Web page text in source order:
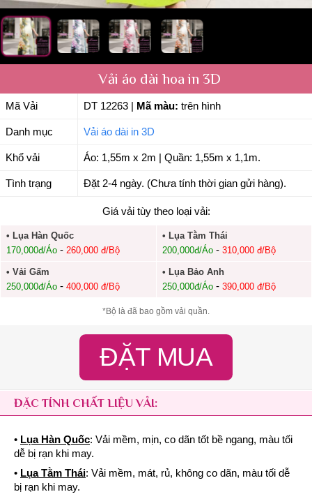
Vải áo dài hoa in 3D
Mã Vải DT 12263 Mã màu: trên hình
Danh mục Vải áo dài in 3D
Khổ vải Áo: 1,55m x 2m | Quần: 1,55m x 1,1m.
Tình trạng Đặt 2-4 ngày. (Chưa tính thời gian gửi hàng).
Giá vải tùy theo loại vải:
• Lụa Hàn Quốc
170,000đ/Áo - 260,000 đ/Bộ
• Lụa Tằm Thái
200,000đ/Áo- 310,000 đ/Bộ
• Vải Gấm
250,000đ/Áo - 400,000 đ/Bộ
• Lụa Bảo Anh
250,000đ/Áo- 390,000 đ/Bộ
*Bộ là đã bao gồm vải quần.
ĐẶT MUA
ĐẶC TÍNH CHẤT LIỆU VẢI:
• Lụa Hàn Quốc: Vải mềm, mịn, co dãn tốt bề ngang, màu tối
dễ bị rạn khi may.
• Lụa Tằm Thái: Vải mềm, mát, rủ, không co dãn, màu tối dễ
bị rạn khi may.